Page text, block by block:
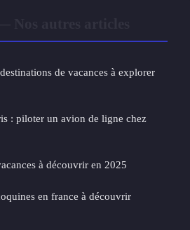
de vacances à explorer
: piloter un avion de ligne chez
à découvrir en 2025
en france à découvrir